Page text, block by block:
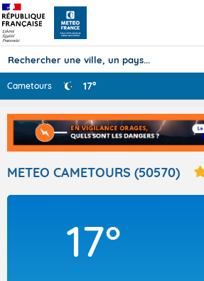
Prévisions
TOUS LES RÉSULTATS
Articles
Cametours 17°
METEO CAMETOURS (50570)
17°